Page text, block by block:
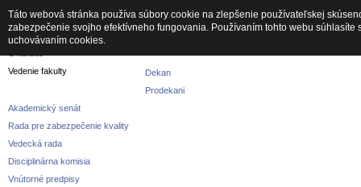
Fakulta
Vedenie fakulty
Dekan
Prodekani
Akademický senát
Rada pre zabezpečenie kvality
Vedecká rada
Disciplinárna komisia
Vnútorné predpisy
Táto webová stránka používa súbory cookie na zlepšenie používateľskej
zabezpečenie svojho efektívneho fungovania. Používaním tohto webu súhlasíte
uchovávaním cookies.